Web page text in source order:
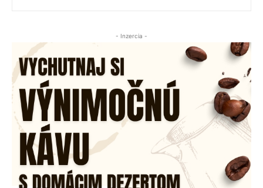
- Inzercia -